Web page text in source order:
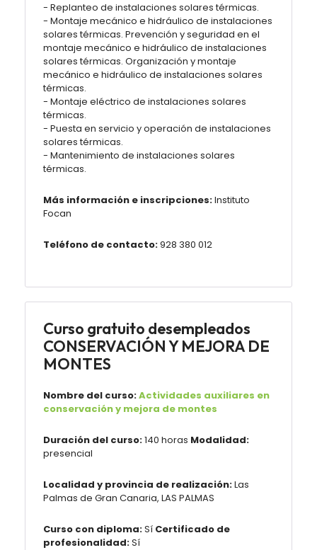
- Replanteo de instalaciones solares térmicas.
- Montaje mecánico e hidráulico de instalaciones
solares térmicas. Prevención y seguridad en el
montaje mecánico e hidráulico de instalaciones
solares térmicas. Organización y montaje
mecánico e hidráulico de instalaciones solares
térmicas.
- Montaje eléctrico de instalaciones solares
térmicas.
- Puesta en servicio y operación de instalaciones
solares térmicas.
- Mantenimiento de instalaciones solares
térmicas.
Más información e inscripciones:Instituto
Focan
Teléfono de contacto:928 380 012
Curso gratuito desempleados
CONSERVACIÓN Y MEJORA DE
MONTES
Nombre del curso:Actividades auxiliares en
conservación y mejora de montes
Duración del curso:140 horas Modalidad:
presencial
Localidad y provincia de realización:Las
Palmas de Gran Canaria, LAS PALMAS
Curso con diploma:Sí Certificado de
profesionalidad:Sí